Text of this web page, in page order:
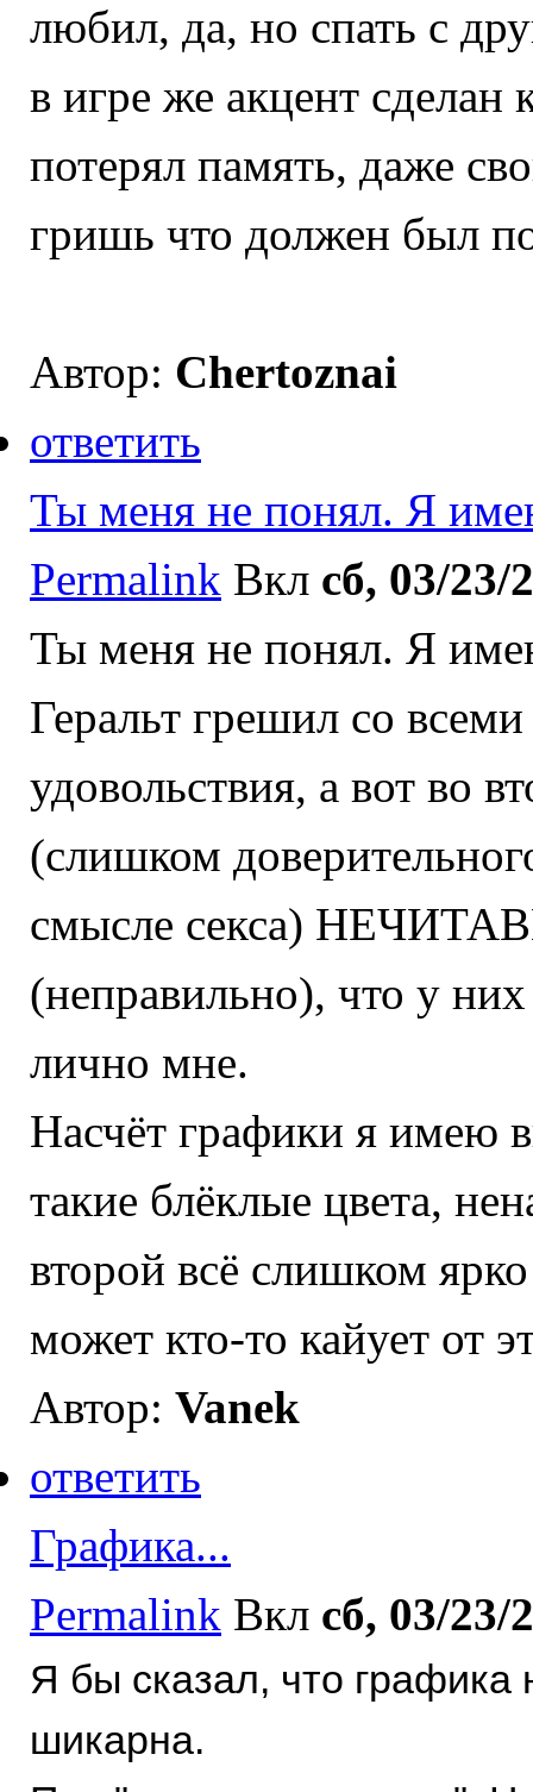
любил, да, но спать с
в игре же акцент сделан
потерял память, даже
гришь что должен был
Автор: Chertoznai
ответить
Ты меня не понял. Я
Permalink Вкл сб, 03/23/
Ты меня не понял. Я
Геральт грешил со
удовольствия, а вот во
(слишком
смысле секса)
(неправильно), что у
лично мне.
Насчёт графики я имею
такие блёклые цвета,
второй всё слишком
может кто-то кайует от
Автор: Vanek
ответить
Графика...
Permalink Вкл сб, 03/23/
Я бы сказал, что графика
шикарна.